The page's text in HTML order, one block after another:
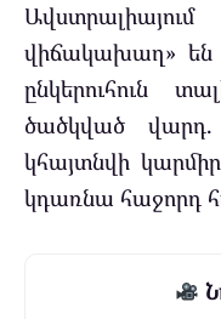
վիճակախաղ» են
ընկերուհուն
ծածկված
կհայտնվի
կդառնա հաջորդ